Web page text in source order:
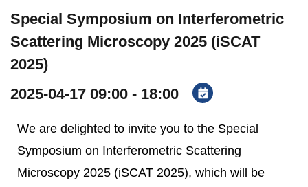
Special Symposium on Interferometric
Scattering Microscopy 2025 (iSCAT
2025)
2025-04-17 09:00 - 18:00
We are delighted to invite you to the Special
Symposium on Interferometric Scattering
Microscopy 2025 (iSCAT 2025), which will be